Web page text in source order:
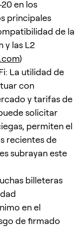
en los
principales
de la
y las L2
)
La utilidad de
con
y tarifas de
solicitar
permiten el
recientes de
subrayan este
billeteras
en el
de firmado